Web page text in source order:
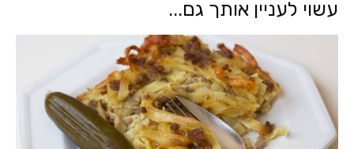
עשוי לעניין אותך גם...